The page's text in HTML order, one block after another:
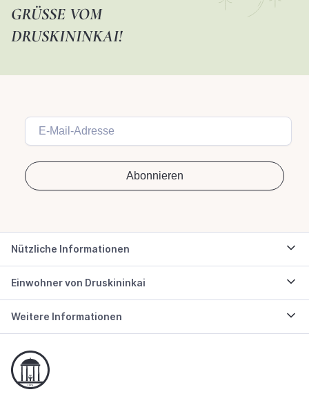
GRÜSSE VOM D
RUSKININKAI!
Nützliche Informationen
Einwohner von Druskininkai
Weitere Informationen